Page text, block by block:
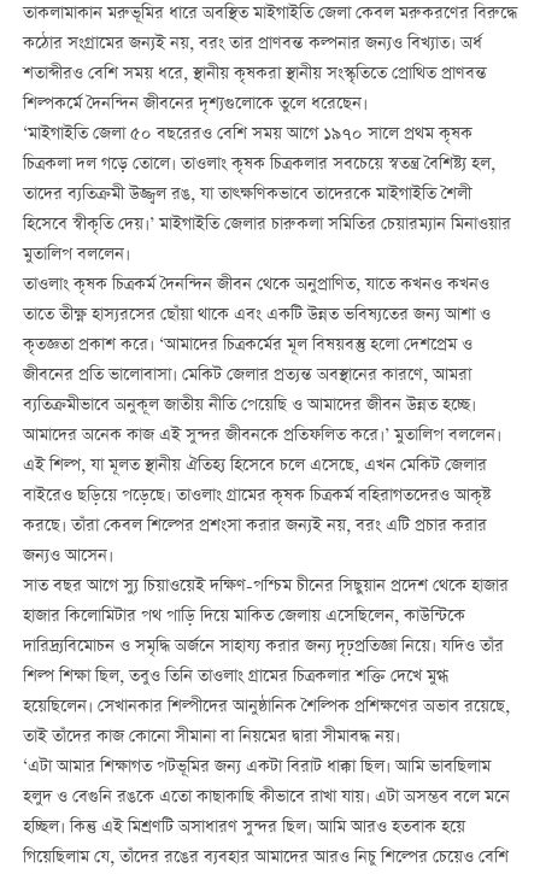
তাকলামাকান মরুভূমির ধারে অবস্থিত মাইগাইতি জেলা কেবল মরুকরণের বিরুদ্ধে
কঠোর সংগ্রামের জন্যই নয়, বরং তার প্রাণবন্ত কল্পনার জন্যও বিখ্যাত। অর্ধ
শতাব্দীরও বেশি সময় ধরে, স্থানীয় কৃষকরা স্থানীয় সংস্কৃতিতে প্রোথিত প্রাণবন্ত
শিল্পকর্মে দৈনন্দিন জীবনের দৃশ্যগুলোকে তুলে ধরেছেন।
‘মাইগাইতি জেলা ৫০ বছরেরও বেশি সময় আগে ১৯৭০ সালে প্রথম কৃষক
চিত্রকলা দল গড়ে তোলে। তাওলাং কৃষক চিত্রকলার সবচেয়ে স্বতন্ত্র বৈশিষ্ট্য হল,
তাদের ব্যতিক্রমী উজ্জ্বল রঙ, যা তাত্ক্ষণিকভাবে তাদেরকে মাইগাইতি শৈলী
হিসেবে স্বীকৃতি দেয়।’ মাইগাইতি জেলার চারুকলা সমিতির চেয়ারম্যান মিনাওয়ার
মুতালিপ বললেন।
তাওলাং কৃষক চিত্রকর্ম দৈনন্দিন জীবন থেকে অনুপ্রাণিত, যাতে কখনও কখনও
তাতে তীক্ষ্ণ হাস্যরসের ছোঁয়া থাকে এবং একটি উন্নত ভবিষ্যতের জন্য আশা ও
কৃতজ্ঞতা প্রকাশ করে। ‘আমাদের চিত্রকর্মের মূল বিষয়বস্তু হলো দেশপ্রেম ও
জীবনের প্রতি ভালোবাসা। মেকিট জেলার প্রত্যন্ত অবস্থানের কারণে, আমরা
ব্যতিক্রমীভাবে অনুকূল জাতীয় নীতি পেয়েছি ও আমাদের জীবন উন্নত হচ্ছে।
আমাদের অনেক কাজ এই সুন্দর জীবনকে প্রতিফলিত করে।’ মুতালিপ বললেন।
এই শিল্প, যা মূলত স্থানীয় ঐতিহ্য হিসেবে চলে এসেছে, এখন মেকিট জেলার
বাইরেও ছড়িয়ে পড়েছে। তাওলাং গ্রামের কৃষক চিত্রকর্ম বহিরাগতদেরও আকৃষ্ট
করছে। তাঁরা কেবল শিল্পের প্রশংসা করার জন্যই নয়, বরং এটি প্রচার করার
জন্যও আসেন।
সাত বছর আগে স্যু চিয়াওয়েই দক্ষিণ-পশ্চিম চীনের সিছুয়ান প্রদেশ থেকে হাজার
হাজার কিলোমিটার পথ পাড়ি দিয়ে মাকিত জেলায় এসেছিলেন, কাউন্টিকে
দারিদ্র্যবিমোচন ও সমৃদ্ধি অর্জনে সাহায্য করার জন্য দৃঢ়প্রতিজ্ঞা নিয়ে। যদিও তাঁর
শিল্প শিক্ষা ছিল, তবুও তিনি তাওলাং গ্রামের চিত্রকলার শক্তি দেখে মুগ্ধ
হয়েছিলেন। সেখানকার শিল্পীদের আনুষ্ঠানিক শৈল্পিক প্রশিক্ষণের অভাব রয়েছে,
তাই তাঁদের কাজ কোনো সীমানা বা নিয়মের দ্বারা সীমাবদ্ধ নয়।
‘এটা আমার শিক্ষাগত পটভূমির জন্য একটা বিরাট ধাক্কা ছিল। আমি ভাবছিলাম
হলুদ ও বেগুনি রঙকে এতো কাছাকাছি কীভাবে রাখা যায়। এটা অসম্ভব বলে মনে
হচ্ছিল। কিন্তু এই মিশ্রণটি অসাধারণ সুন্দর ছিল। আমি আরও হতবাক হয়ে
গিয়েছিলাম যে, তাঁদের রঙের ব্যবহার আমাদের আরও নিচু শিল্পের চেয়েও বেশি